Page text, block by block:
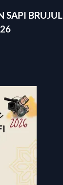
SAPI BRUJUL